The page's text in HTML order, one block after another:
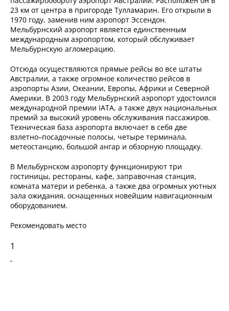
23 км от центра в пригороде Тулламарин. Его открыли в
1970 году, заменив ним аэропорт Эссендон.
Мельбурнский аэропорт является единственным
международным аэропортом, который обслуживает
Мельбурнскую агломерацию.
Отсюда осуществляются прямые рейсы во все штаты
Австралии, а также огромное количество рейсов в
аэропорты Азии, Океании, Европы, Африки и Северной
Америки. В 2003 году Мельбурнский аэропорт удостоился
международной премии IATA, а также двух национальных
премий за высокий уровень обслуживания пассажиров.
Техническая база аэропорта включает в себя две
взлетно–посадочные полосы, четыре терминала,
метеостанцию, большой ангар и обзорную площадку.
В Мельбурнском аэропорту функционируют три
гостиницы, рестораны, кафе, заправочная станция,
комната матери и ребенка, а также два огромных уютных
зала ожидания, оснащенных новейшим навигационным
оборудованием.
Рекомендовать место
1